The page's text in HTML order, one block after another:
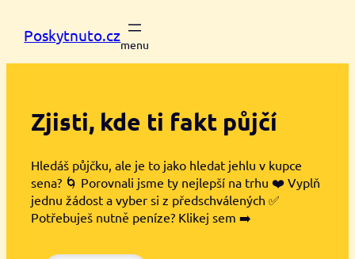
Poskytnuto.cz
Zjisti, kde ti fakt půjčí
Hledáš půjčku, ale je to jako hledat jehlu v kupce
sena? 🌀 Porovnali jsme ty nejlepší na trhu ❤️ Vyplň
jednu žádost a vyber si z předschválených ✅
Potřebuješ nutně peníze? Klikej sem ➡️